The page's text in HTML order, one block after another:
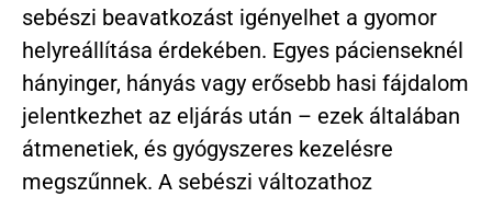
sebészi beavatkozást igényelhet a gyomor
helyreállítása érdekében. Egyes pácienseknél
hányinger, hányás vagy erősebb hasi fájdalom
jelentkezhet az eljárás után – ezek általában
átmenetiek, és gyógyszeres kezelésre
megszűnnek. A sebészi változathoz